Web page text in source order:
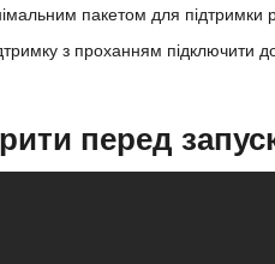
пакетом для
з проханням
перед